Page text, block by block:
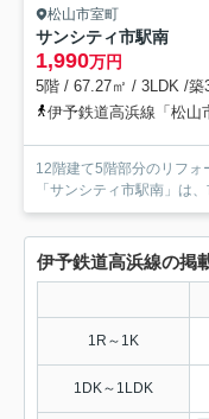
松山市室町
サンシティ市駅南
1,990万円
5階 / 67.27㎡ / 3LDK /築
伊予鉄道高浜線「松山
12階建て5階部分のリフ
「サンシティ市駅南」は
伊予鉄道高浜線の掲
1R～1K
1DK～1LDK